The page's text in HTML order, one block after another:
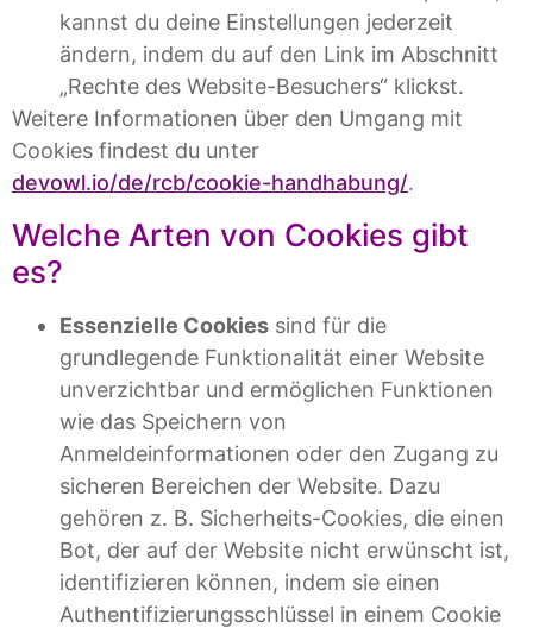
kannst du deine Einstellungen jederzeit
ändern, indem du auf den Link im Abschnitt
„Rechte des Website-Besuchers“ klickst.
Weitere Informationen über den Umgang mit
Cookies findest du unter
devowl.io/de/rcb/cookie-handhabung/.
Welche Arten von Cookies gibt
es?
Essenzielle Cookies sind für die
grundlegende Funktionalität einer Website
unverzichtbar und ermöglichen Funktionen
wie das Speichern von
Anmeldeinformationen oder den Zugang zu
sicheren Bereichen der Website. Dazu
gehören z. B. Sicherheits-Cookies, die einen
Bot, der auf der Website nicht erwünscht ist,
identifizieren können, indem sie einen
Authentifizierungsschlüssel in einem Cookie